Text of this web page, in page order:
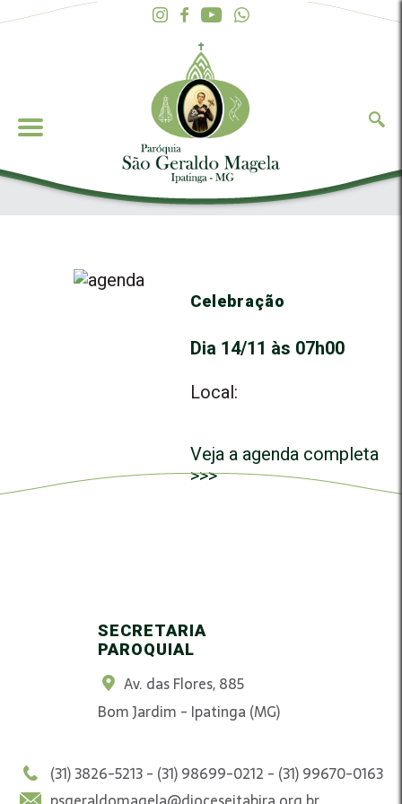
Celebração
Dia 14/11 às 07h00
Local:
Veja a agenda completa
>>>
SECRETARIA
PAROQUIAL
Av. das Flores, 885
Bom Jardim - Ipatinga (MG)
(31) 3826-5213 - (31) 98699-0212 - (31) 99670-0163